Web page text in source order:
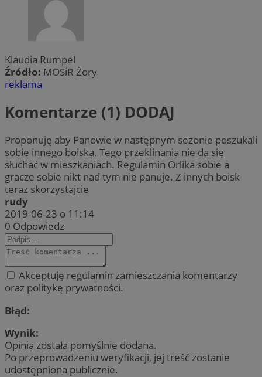
Klaudia Rumpel
Źródło: MOSiR Żory
reklama
Komentarze (1) DODAJ
Proponuję aby Panowie w następnym sezonie poszukali
sobie innego boiska. Tego przeklinania nie da się
słuchać w mieszkaniach. Regulamin Orlika sobie a
gracze sobie nikt nad tym nie panuje. Z innych boisk
teraz skorzystajcie
rudy
2019-06-23 o 11:14
0 Odpowiedz
Akceptuję regulamin zamieszczania komentarzy
oraz politykę prywatności.
Błąd:
Wynik:
Opinia została pomyślnie dodana.
Po przeprowadzeniu weryfikacji, jej treść zostanie
udostępniona publicznie.